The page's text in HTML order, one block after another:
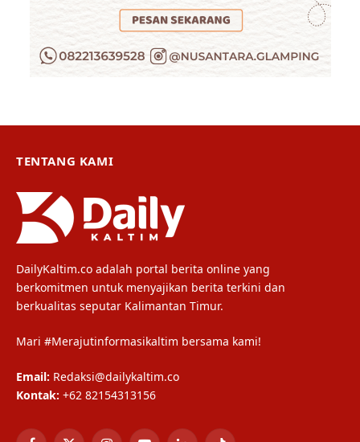
TENTANG KAMI
DailyKaltim.co adalah portal berita online yang
berkomitmen untuk menyajikan berita terkini dan
berkualitas seputar Kalimantan Timur.
Mari #Merajutinformasikaltim bersama kami!
Email: Redaksi@dailykaltim.co
Kontak: +62 82154313156